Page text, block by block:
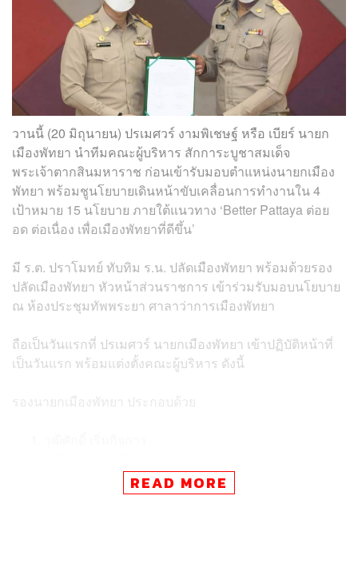
วานนี้ (20 มิถุนายน) ปรเมศวร์ งามพิเชษฐ์ หรือ เบียร์ นายก
เมืองพัทยา นำทีมคณะผู้บริหาร สักการะบูชาสมเด็จ
พระเจ้าตากสินมหาราช ก่อนเข้ารับมอบตำแหน่งนายกเมือง
พัทยา พร้อมชูนโยบายเดินหน้าขับเคลื่อนการทำงานใน 4
เป้าหมาย 15 นโยบาย ภายใต้แนวทาง ‘Better Pattaya ต่อย
อด ต่อเนื่อง เพื่อเมืองพัทยาที่ดีขึ้น’
มี ร.ต. ปราโมทย์ ทับทิม ร.น. ปลัดเมืองพัทยา พร้อมด้วยรอง
ปลัดเมืองพัทยา หัวหน้าส่วนราชการ เข้าร่วมรับมอบนโยบาย
ณ ห้องประชุมทัพพระยา ศาลาว่าการเมืองพัทยา
ถือเป็นวันแรกที่ ปรเมศวร์ นายกเมืองพัทยา เข้าปฏิบัติหน้าที่
เป็นวันแรก พร้อมแต่งตั้งคณะผู้บริหาร ดังนี้
รองนายกเมืองพัทยา ประกอบด้วย
ทิฐิพันธ์ เพ็ชรตระกูล
กฤษณะ บุญสวัสดิ์
READ MORE